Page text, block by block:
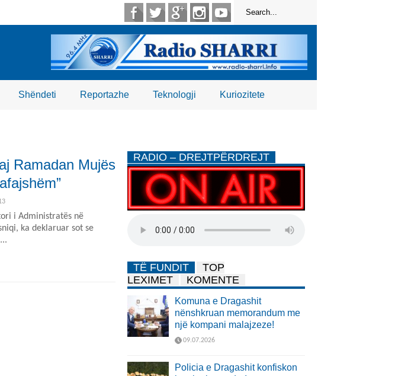
Shëndeti Reportazhe Teknologji Kuriozitete
Ramadan Mujës
i Administratës në
ka deklaruar sot se
RADIO – DREJTPËRDREJT
TË FUNDIT
TOP
LEXIMET
KOMENTE
Komuna e Dragashit
nënshkruan memorandum me
një kompani malajzeze!
09.07.2026
Policia e Dragashit konfiskon